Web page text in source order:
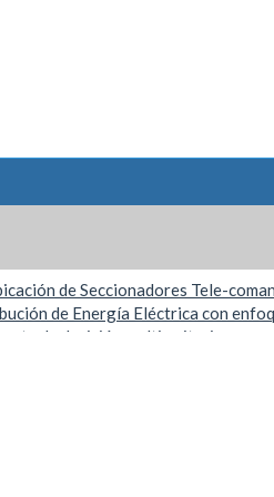
de Seccionadores Tele-
de Energía Eléctrica con
de decisión multi-criterio